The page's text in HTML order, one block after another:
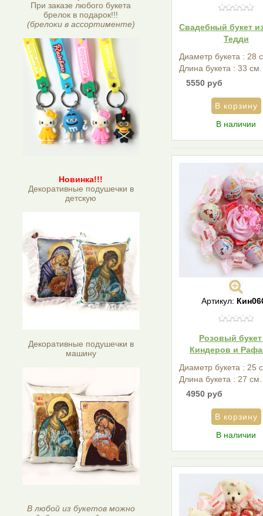
При заказе любого букета
брелок в подарок!!!
(брелоки в ассортименте)
Новинка!!!
Декоративные подушечки в
детскую
Декоративные подушечки в
машину
В любой из букетов можно
Свадебный букет
Тедди
Диаметр букета : 28
Длина букета : 33 см.
5550 руб
В наличии
Артикул:
Розовый букет
Киндеров и
Диаметр букета : 25
Длина букета : 27 см.
4950 руб
В наличии